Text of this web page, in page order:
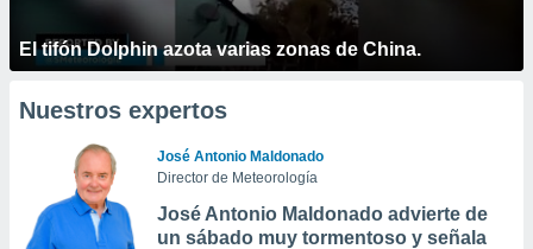
El tifón Dolphin azota varias zonas de China.
Nuestros expertos
José Antonio Maldonado
Director de Meteorología
José Antonio Maldonado advierte de
un sábado muy tormentoso y señala